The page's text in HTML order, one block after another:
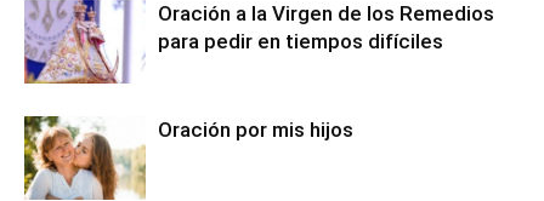
Oración a la Virgen de los Remedios
para pedir en tiempos difíciles
Oración por mis hijos